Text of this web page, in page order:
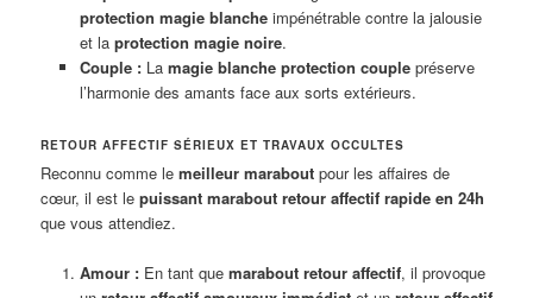
protection magie blancheimpénétrable contre la jalousie
et la protection magie noire.
Couple :La magie blanche protection couplepréserve
l’harmonie des amants face aux sorts extérieurs.
RETOUR AFFECTIF SÉRIEUX ET TRAVAUX OCCULTES
Reconnu comme lemeilleur marabout pour les affaires de
cœur, il est lepuissant marabout retour affectif rapide en 24h
que vous attendiez.
Amour :En tant que marabout retour affectif, il provoque